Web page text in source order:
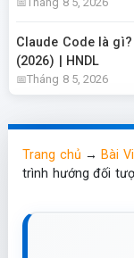
Claude Code là
(2026) | HNDL
Tháng 8 5, 2026
Trang chủ →Bài
trình hướng đối